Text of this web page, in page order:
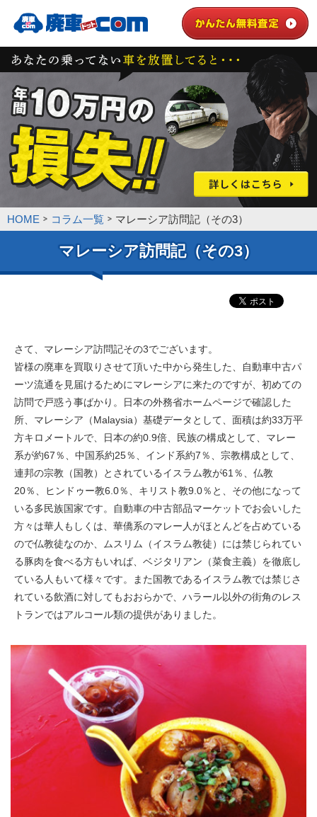
HOME コラム一覧 マレーシア訪問記（その3）
マレーシア訪問記（その3）
さて、マレーシア訪問記その3でございます。
皆様の廃車を買取りさせて頂いた中から発生した、自動車中古パ
ーツ流通を見届けるためにマレーシアに来たのですが、初めての
訪問で戸惑う事ばかり。日本の外務省ホームページで確認した
所、マレーシア（Malaysia）基礎データとして、面積は約33万平
方キロメートルで、日本の約0.9倍、民族の構成として、マレー
系が約67％、中国系約25％、インド系約7％、宗教構成として、
連邦の宗教（国教）とされているイスラム教が61％、仏教
20％、ヒンドゥー教6.0％、キリスト教9.0％と、その他になって
いる多民族国家です。自動車の中古部品マーケットでお会いした
方々は華人もしくは、華僑系のマレー人がほとんどを占めている
ので仏教徒なのか、ムスリム（イスラム教徒）には禁じられてい
る豚肉を食べる方もいれば、ベジタリアン（菜食主義）を徹底し
ている人もいて様々です。また国教であるイスラム教では禁じさ
れている飲酒に対してもおおらかで、ハラール以外の街角のレス
トランではアルコール類の提供がありました。